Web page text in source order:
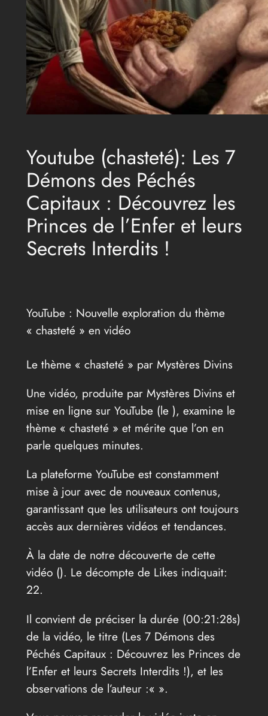
Youtube (chasteté): Les 7
Démons des Péchés
Capitaux : Découvrez les
Princes de l’Enfer et leurs
Secrets Interdits !
YouTube : Nouvelle exploration du thème
« chasteté » en vidéo
Le thème « chasteté » par Mystères Divins
Une vidéo, produite par Mystères Divins et
mise en ligne sur YouTube (le ), examine le
thème « chasteté » et mérite que l’on en
parle quelques minutes.
La plateforme YouTube est constamment
mise à jour avec de nouveaux contenus,
garantissant que les utilisateurs ont toujours
accès aux dernières vidéos et tendances.
À la date de notre découverte de cette
vidéo (). Le décompte de Likes indiquait:
22.
Il convient de préciser la durée (00:21:28s)
de la vidéo, le titre (Les 7 Démons des
Péchés Capitaux : Découvrez les Princes de
l’Enfer et leurs Secrets Interdits !), et les
observations de l’auteur :« ».